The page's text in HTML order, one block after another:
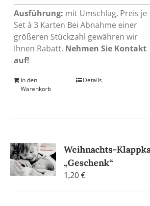
Ausführung: mit Umschlag, Preis je
Set à 3 Karten Bei Abnahme einer
größeren Stückzahl gewähren wir
Ihnen Rabatt. Nehmen Sie Kontakt
auf!
In den
Warenkorb
Details
Weihnachts-
„Geschenk“
1,20€